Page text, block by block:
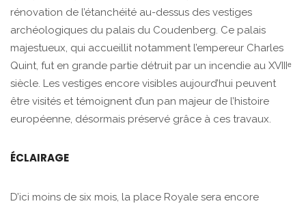
rénovation de l’étanchéité au-dessus des vestiges
archéologiques du palais du Coudenberg. Ce palais
majestueux, qui accueillit notamment l’empereur Charles
Quint, fut en grande partie détruit par un incendie au XVIIIᵉ
siècle. Les vestiges encore visibles aujourd’hui peuvent
être visités et témoignent d’un pan majeur de l’histoire
européenne, désormais préservé grâce à ces travaux.
ÉCLAIRAGE
D’ici moins de six mois, la place Royale sera encore